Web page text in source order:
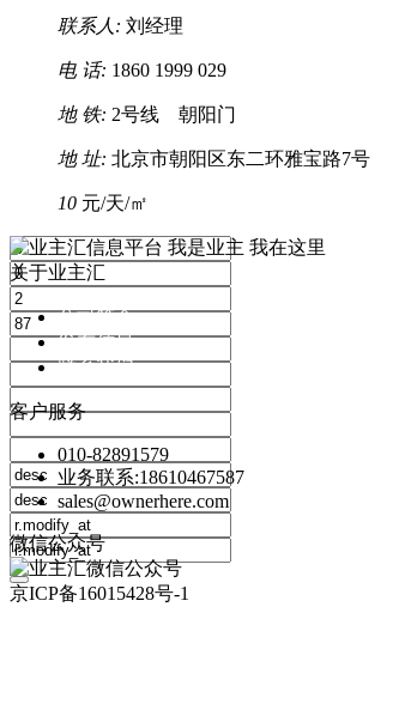
联系人: 刘经理
电 话: 1860 1999 029
地 铁: 2号线 朝阳门
地 址: 北京市朝阳区东二环雅宝路7号
10 元/天/㎡
我是业主 我在这里
关于业主汇
公司简介
发布信息
联系我们
客户服务
010-82891579
业务联系:18610467587
sales@ownerhere.com
微信公众号
京ICP备16015428号-1